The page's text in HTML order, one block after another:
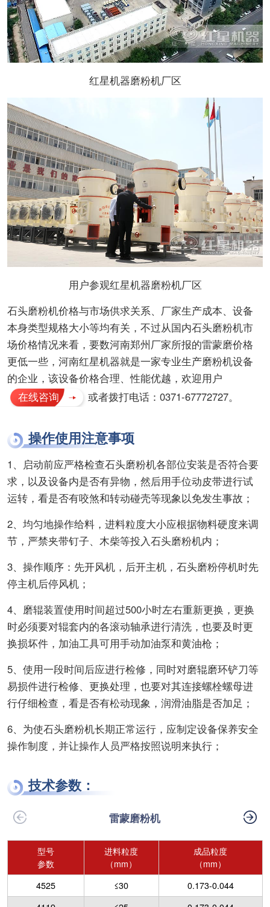
红星机器磨粉机厂区
用户参观红星机器磨粉机厂区
石头磨粉机价格与市场供求关系、厂家生产成本、设备
本身类型规格大小等均有关，不过从国内石头磨粉机市
场价格情况来看，要数河南郑州厂家所报的雷蒙磨价格
更低一些，河南红星机器就是一家专业生产磨粉机设备
的企业，该设备价格合理、性能优越，欢迎用户
在线咨询
或者拨打电话：0371-67772727。
操作使用注意事项
1、启动前应严格检查石头磨粉机各部位安装是否符合要
求，以及设备内是否有异物，然后用手位动皮带进行试
运转，看是否有咬煞和转动碰壳等现象以免发生事故；
2、均匀地操作给料，进料粒度大小应根据物料硬度来调
节，严禁夹带钉子、木柴等投入石头磨粉机内；
3、操作顺序：先开风机，后开主机，石头磨粉停机时先
停主机后停风机；
4、磨辊装置使用时间超过500小时左右重新更换，更换
时必须要对辊套内的各滚动轴承进行清洗，也要及时更
换损坏件，加油工具可用手动加油泵和黄油枪；
5、使用一段时间后应进行检修，同时对磨辊磨环铲刀等
易损件进行检修、更换处理，也要对其连接螺栓螺母进
行仔细检查，看是否有松动现象，润滑油脂是否加足；
6、为使石头磨粉机长期正常运行，应制定设备保养安全
操作制度，并让操作人员严格按照说明来执行；
技术参数：
雷蒙磨粉机
型号
参数
进料粒度
（mm）
成品粒度
（mm）
4525
≤30
0.173-0.044